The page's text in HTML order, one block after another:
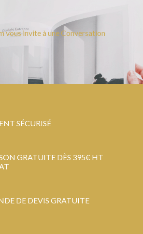
vous invite à une Conversation
SÉCURISÉ
GRATUITE DÈS 395€ HT
DE DEVIS GRATUITE